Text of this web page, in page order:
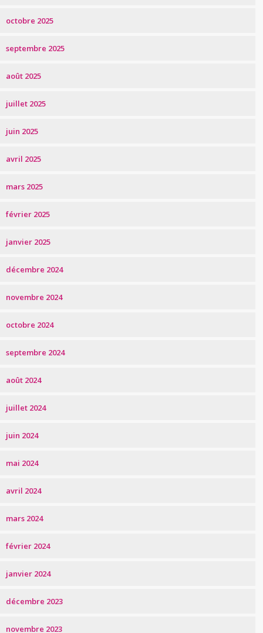
octobre 2025
septembre 2025
août 2025
juillet 2025
juin 2025
avril 2025
mars 2025
février 2025
janvier 2025
décembre 2024
novembre 2024
octobre 2024
septembre 2024
août 2024
juillet 2024
juin 2024
mai 2024
avril 2024
mars 2024
février 2024
janvier 2024
décembre 2023
novembre 2023